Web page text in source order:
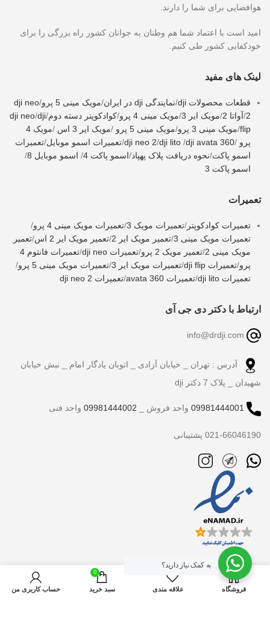
هوافضایی برای شما را دارند.
امید است با اعتماد شما هم وطنان به جوانان کشور راه بزرگی را برای
خودکفایی کشور طی کنیم.
لینک های مفید
قطعات محصولات dji /نمایندگی dji در ایران /مویک مینی 5 پرو /
dji neo
2
/آواتا 2 /مویک ایر 3 /مویک مینی 4 پرو /کوادکوپتر دسته دوم/
dji neo/dji
flip
/مویک مینی 3 پرو /مویک مینی 5 پرو /مویک ایر 3 اس /
مویک 4
پرو /
dji neo 2/dji lito /dji avata 360
/تعمیرات اسمو موبایل/تعمیرات
اسمو پاکت/نحوه دریافت پلاک پهپاد/اسمو پاکت 4 / اسمو موبایل 8
/
اسمو پاکت 3
تعمیرات
تعمیرات کوادکوپتر /تعمیرات مویک 3 /تعمیرات مویک مینی 4 پرو
/
تعمیرات مویک مینی 3
/تعمیر مویک ایر 2 /تعمیر مویک ایر 2 اس /تعمیر
مویک مینی 2
/تعمیر مویک 2 پرو /تعمیرات dji neo /
تعمیرات فانتوم 4
پرو/تعمیرات dji flip /تعمیرات مویک ایر 3 /تعمیرات مویک مینی 5 پرو
/
تعمیرات dji lito
/تعمیرات avata 360 /تعمیرات dji neo 2
ارتباط با دکتر دی جی آی
آدرس : تهران _ خیابان آزادی _ اتوبان یادگار امام _ نبش خیابان
شهیدان _ پلاک 7 دکتر dji
09981444001 واحد فروش _ 09981444002 واحد فنی
021-66046190 پشتیبانی
فروشگاه علاقه مندی
0
سبد خرید حساب کاربری من
به کمک نیاز دارید؟